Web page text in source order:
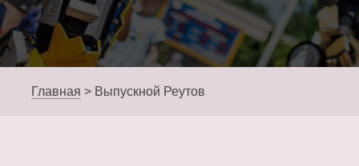
Главная > Выпускной Реутов